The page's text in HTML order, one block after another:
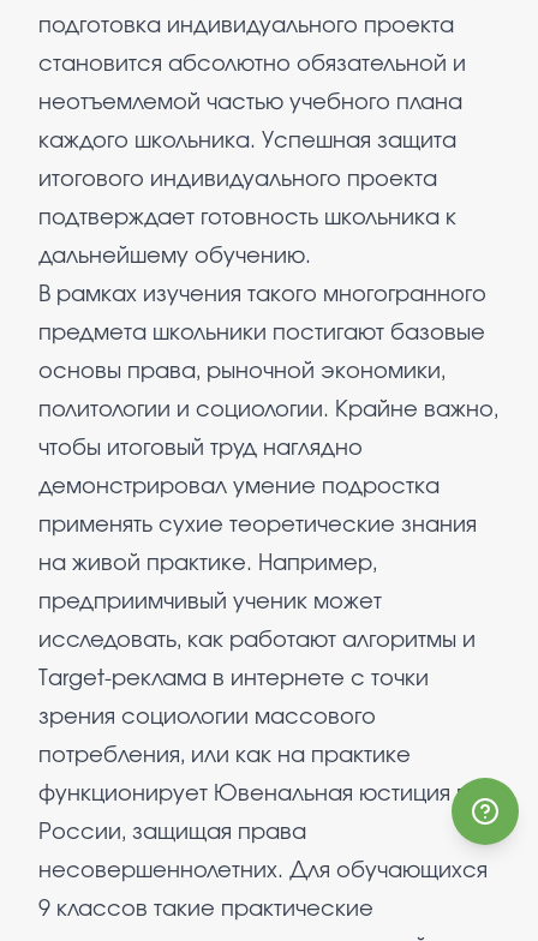
подготовка индивидуального проекта
становится абсолютно обязательной и
неотъемлемой частью учебного плана
каждого школьника. Успешная защита
итогового индивидуального проекта
подтверждает готовность школьника к
дальнейшему обучению.
В рамках изучения такого многогранного
предмета школьники постигают базовые
основы права, рыночной экономики,
политологии и социологии. Крайне важно,
чтобы итоговый труд наглядно
демонстрировал умение подростка
применять сухие теоретические знания
на живой практике. Например,
предприимчивый ученик может
исследовать, как работают алгоритмы и
Target-реклама в интернете с точки
зрения социологии массового
потребления, или как на практике
функционирует Ювенальная юстиция в
России, защищая права
несовершеннолетних. Для обучающихся
9 классов такие практические